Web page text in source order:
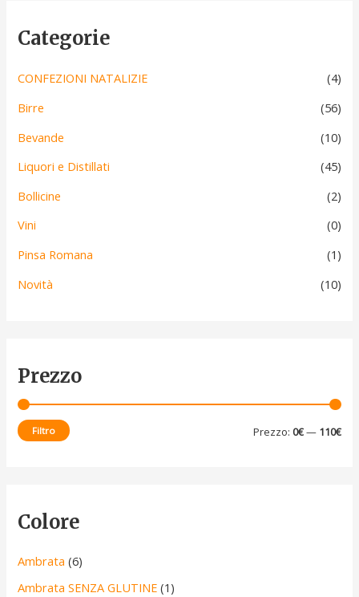
Categorie
CONFEZIONI NATALIZIE
(4)
Birre
(56)
Bevande
(10)
Liquori e Distillati
(45)
Bollicine
(2)
Vini
(0)
Pinsa Romana
(1)
Novità
(10)
Prezzo
Filtro Prezzo: 0€— 110€
Colore
Ambrata (6)
Ambrata SENZA GLUTINE (1)